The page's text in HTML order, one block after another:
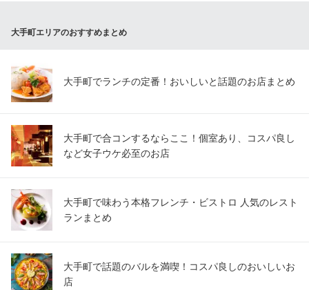
大手町エリアのおすすめまとめ
大手町でランチの定番！おいしいと話題のお店まとめ
大手町で合コンするならここ！個室あり、コスパ良し
など女子ウケ必至のお店
大手町で味わう本格フレンチ・ビストロ 人気のレスト
ランまとめ
大手町で話題のバルを満喫！コスパ良しのおいしいお
店